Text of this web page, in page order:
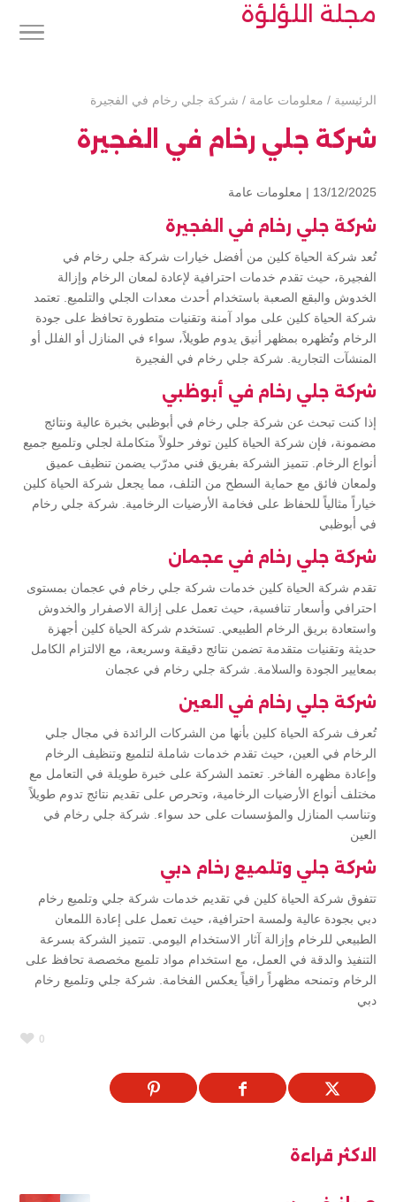
مجلة اللؤلؤة
الرئيسية / معلومات عامة / شركة جلي رخام في الفجيرة
شركة جلي رخام في الفجيرة
13/12/2025 | معلومات عامة
شركة جلي رخام في الفجيرة
تُعد شركة الحياة كلين من أفضل خيارات شركة جلي رخام في
الفجيرة، حيث تقدم خدمات احترافية لإعادة لمعان الرخام وإزالة
الخدوش والبقع الصعبة باستخدام أحدث معدات الجلي والتلميع. تعتمد
شركة الحياة كلين على مواد آمنة وتقنيات متطورة تحافظ على جودة
الرخام وتُظهره بمظهر أنيق يدوم طويلاً، سواء في المنازل أو الفلل أو
المنشآت التجارية. شركة جلي رخام في الفجيرة
شركة جلي رخام في أبوظبي
إذا كنت تبحث عن شركة جلي رخام في أبوظبي بخبرة عالية ونتائج
مضمونة، فإن شركة الحياة كلين توفر حلولاً متكاملة لجلي وتلميع جميع
أنواع الرخام. تتميز الشركة بفريق فني مدرّب يضمن تنظيف عميق
ولمعان فائق مع حماية السطح من التلف، مما يجعل شركة الحياة كلين
خياراً مثالياً للحفاظ على فخامة الأرضيات الرخامية. شركة جلي رخام
في أبوظبي
شركة جلي رخام في عجمان
تقدم شركة الحياة كلين خدمات شركة جلي رخام في عجمان بمستوى
احترافي وأسعار تنافسية، حيث تعمل على إزالة الاصفرار والخدوش
واستعادة بريق الرخام الطبيعي. تستخدم شركة الحياة كلين أجهزة
حديثة وتقنيات متقدمة تضمن نتائج دقيقة وسريعة، مع الالتزام الكامل
بمعايير الجودة والسلامة. شركة جلي رخام في عجمان
شركة جلي رخام في العين
تُعرف شركة الحياة كلين بأنها من الشركات الرائدة في مجال جلي
الرخام في العين، حيث تقدم خدمات شاملة لتلميع وتنظيف الرخام
وإعادة مظهره الفاخر. تعتمد الشركة على خبرة طويلة في التعامل مع
مختلف أنواع الأرضيات الرخامية، وتحرص على تقديم نتائج تدوم طويلاً
وتناسب المنازل والمؤسسات على حد سواء. شركة جلي رخام في
العين
شركة جلي وتلميع رخام دبي
تتفوق شركة الحياة كلين في تقديم خدمات شركة جلي وتلميع رخام
دبي بجودة عالية ولمسة احترافية، حيث تعمل على إعادة اللمعان
الطبيعي للرخام وإزالة آثار الاستخدام اليومي. تتميز الشركة بسرعة
التنفيذ والدقة في العمل، مع استخدام مواد تلميع مخصصة تحافظ على
الرخام وتمنحه مظهراً راقياً يعكس الفخامة. شركة جلي وتلميع رخام
دبي
0
الاكثر قراءة